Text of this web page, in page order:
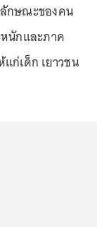
กษณะของคน
นักและภาค
ก่เด็ก เยาวชน